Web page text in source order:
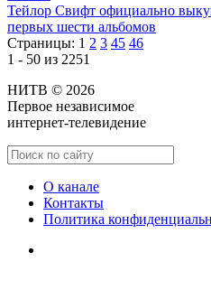
Тейлор Свифт официально
первых шести альбомов
Страницы: 1 2 3 45 46
1 - 50 из 2251
НИТВ © 2026
Первое независимое
интернет-телевидение
О канале
Контакты
Политика